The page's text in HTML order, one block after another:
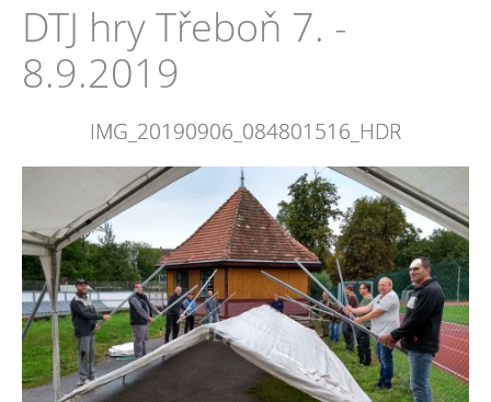
DTJ hry Třeboň 7. -
8.9.2019
IMG_20190906_084801516_HDR